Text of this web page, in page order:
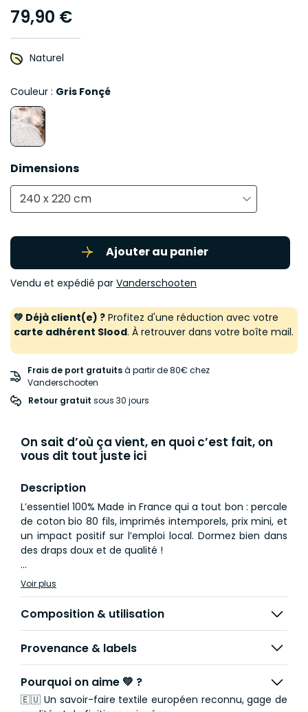
79,90 €
Naturel
Couleur : Gris Fonçé
Dimensions
240 x 220 cm
Ajouter au panier
Vendu et expédié par Vanderschooten
💚 Déjà client(e) ? Profitez d'une réduction avec votre
carte adhérent Slood. À retrouver dans votre boîte mail.
Frais de port gratuitsà partir de 80€ chez
Vanderschooten
Retour gratuit sous 30 jours
On sait d’où ça vient, en quoi c’est fait, on
vous dit tout juste ici
Description
L’essentiel 100% Made in France qui a tout bon : percale
de coton bio 80 fils, imprimés intemporels, prix mini, et
un impact positif sur l’emploi local. Dormez bien dans
des draps doux et de qualité !
Envie d’un linge de lit simple et élégant ? Découvrez
notre collection LES ESSENTIELS : des parures de lit
made in France en percale de coton 100% biologique.
Confectionnées avec un tissage serré de 80 fils/cm²,
en toute saison. Au fil des lavages, la percale s’adoucit
naturellement pour un confort qui ne fait que
s’améliorer dans le temps.
Déclinée dans un motif léger et ludique, la parure Le
Voir plus
Composition & utilisation
Provenance & labels
Pourquoi on aime 💚 ?
🇪🇺 Un savoir-faire textile européen reconnu, gage de